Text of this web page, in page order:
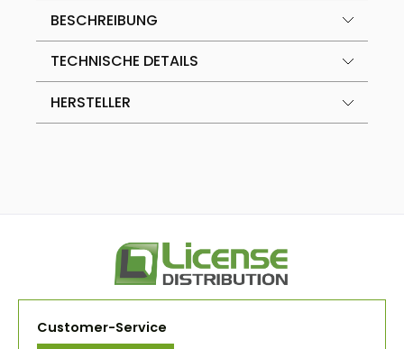
BESCHREIBUNG
TECHNISCHE DETAILS
HERSTELLER
Customer-Service